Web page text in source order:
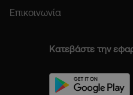
Επικοινωνία
Κατεβάστε την